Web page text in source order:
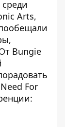
Arts,
Bungie
For